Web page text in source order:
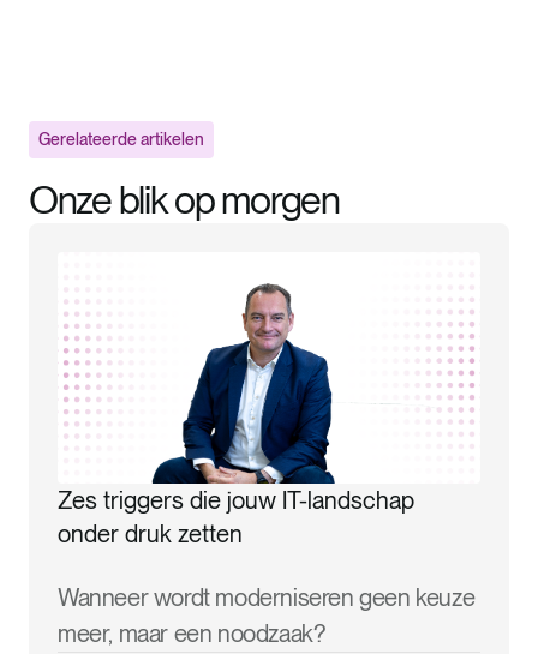
Gerelateerde artikelen
Onze blik op morgen
Zes triggers die jouw IT-landschap
onder druk zetten
Wanneer wordt moderniseren geen keuze
meer, maar een noodzaak?